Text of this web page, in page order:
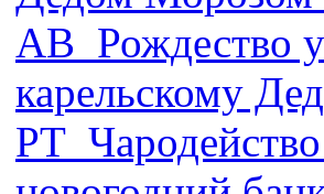
АВ_Рождество
карельскому